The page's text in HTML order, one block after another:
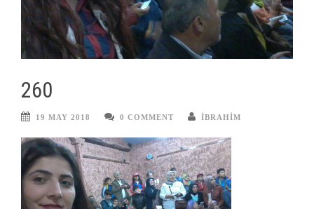
260
19 MAY 2018 0 COMMENT IBRAHIM